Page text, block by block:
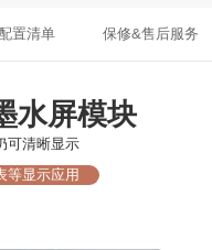
置清单 保修&售后服务
水屏模块
可清晰显示
等显示应用